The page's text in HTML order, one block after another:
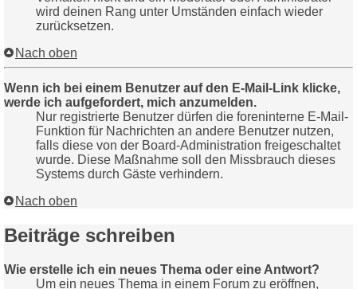
wird deinen Rang unter Umständen einfach wieder
zurücksetzen.
Nach oben
Wenn ich bei einem Benutzer auf den E-Mail-Link klicke,
werde ich aufgefordert, mich anzumelden.
Nur registrierte Benutzer dürfen die foreninterne E-Mail-
Funktion für Nachrichten an andere Benutzer nutzen,
falls diese von der Board-Administration freigeschaltet
wurde. Diese Maßnahme soll den Missbrauch dieses
Systems durch Gäste verhindern.
Nach oben
Beiträge schreiben
Wie erstelle ich ein neues Thema oder eine Antwort?
Um ein neues Thema in einem Forum zu eröffnen,